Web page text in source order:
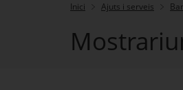
Serveis
Inici Ajuts i serveis